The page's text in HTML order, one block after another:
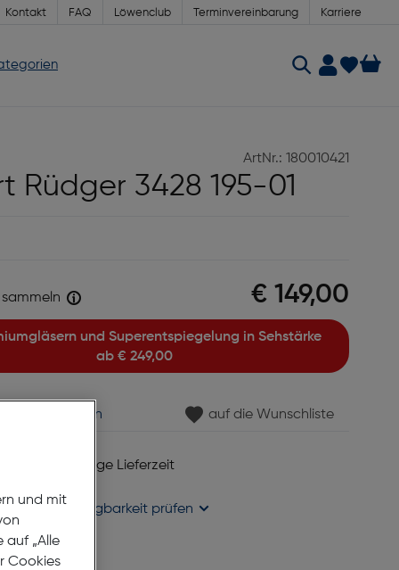
Kontakt FAQ Löwenclub Terminvereinbarung Karriere
ArtNr.: 180010421
Rüdger 3428 195-01
€ 149,00
ab€ 249,00
vereinbaren auf die Wunschliste
6 bis 8 Werktage Lieferzeit
in
Verfügbarkeit prüfen
und mit
auf „Alle
Cookies